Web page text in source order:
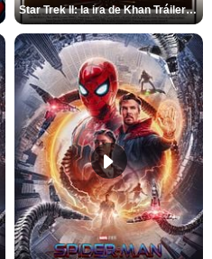
Star Trek II: la ira de Khan Tráiler VO